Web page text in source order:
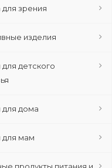
для зрения
изделия
детского
для дома
для мам